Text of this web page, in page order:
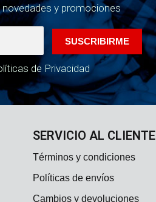
y promociones
de Privacidad
SERVICIO AL CLIENTE
Términos y condiciones
Políticas de envíos
Cambios y devoluciones